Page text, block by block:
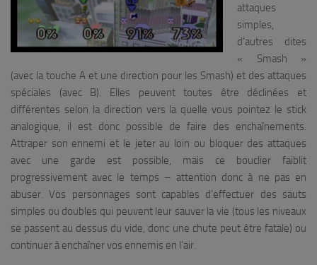
attaques
simples,
d’autres dites
« Smash »
(avec la touche A et une direction pour les Smash) et des attaques
spéciales (avec B). Elles peuvent toutes être déclinées et
différentes selon la direction vers la quelle vous pointez le stick
analogique, il est donc possible de faire des enchaînements.
Attraper son ennemi et le jeter au loin ou bloquer des attaques
avec une garde est possible, mais ce bouclier faiblit
progressivement avec le temps – attention donc à ne pas en
abuser. Vos personnages sont capables d’effectuer des sauts
simples ou doubles qui peuvent leur sauver la vie (tous les niveaux
se passent au dessus du vide, donc une chute peut être fatale) ou
continuer à enchaîner vos ennemis en l’air.